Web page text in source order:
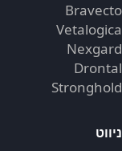
Bravecto
Vetalogica
Nexgard
Drontal
Stronghold
ניווט